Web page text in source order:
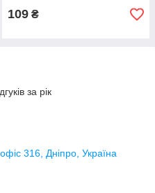
109 ₴
за рік
316, Дніпро, Україна